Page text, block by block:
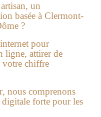
un
basée à Clermont-
?
pour
ligne, attirer de
votre chiffre
, nous comprenons
digitale forte pour les